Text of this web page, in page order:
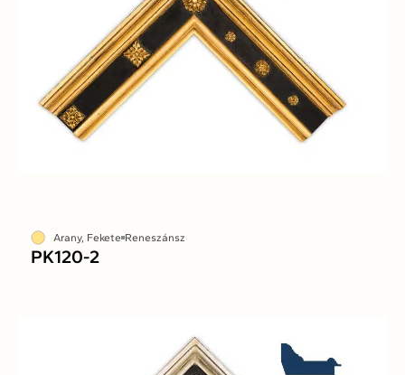
Arany, Fekete Reneszánsz
PK120-2